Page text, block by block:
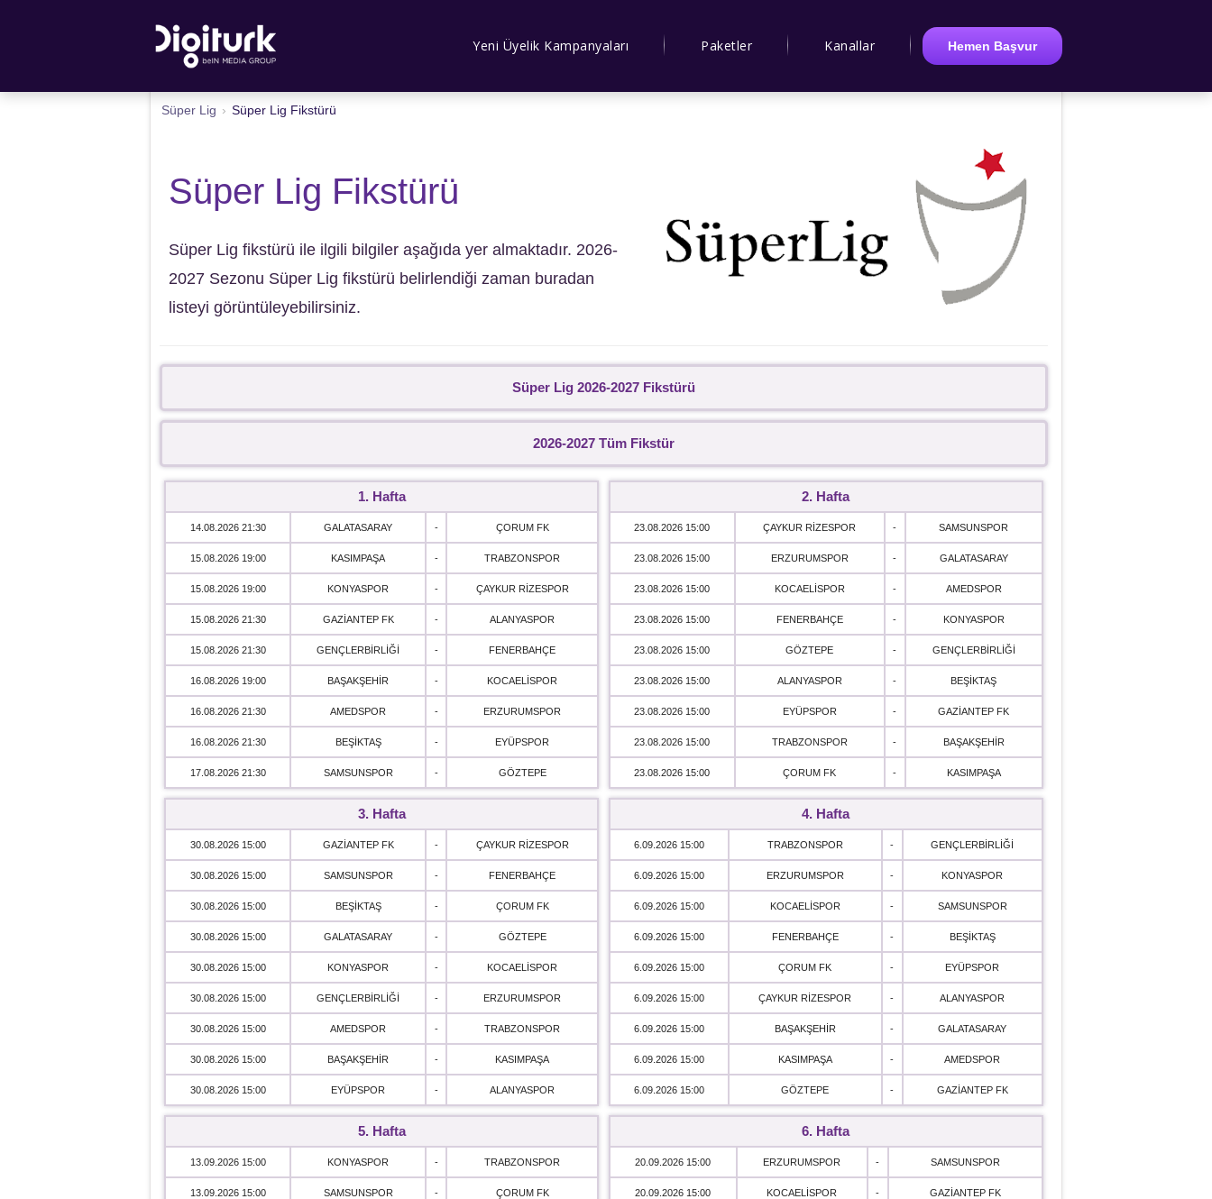
Yeni Üyelik Kampanyaları Paketler Kanallar Hemen Başvur
Süper Lig › Süper Lig Fikstürü
Süper Lig Fikstürü
Süper Lig fikstürü ile ilgili bilgiler aşağıda yer almaktadır. 2026-
2027 Sezonu Süper Lig fikstürü belirlendiği zaman buradan
listeyi görüntüleyebilirsiniz.
Süper Lig 2026-2027 Fikstürü
2026-2027 Tüm Fikstür
1. Hafta
14.08.2026 21:30 GALATASARAY - ÇORUM FK
15.08.2026 19:00 KASIMPAŞA - TRABZONSPOR
15.08.2026 19:00 KONYASPOR - ÇAYKUR RİZESPOR
15.08.2026 21:30 GAZİANTEP FK - ALANYASPOR
15.08.2026 21:30 GENÇLERBİRLİĞİ - FENERBAHÇE
16.08.2026 19:00 BAŞAKŞEHİR - KOCAELİSPOR
16.08.2026 21:30 AMEDSPOR - ERZURUMSPOR
16.08.2026 21:30 BEŞİKTAŞ - EYÜPSPOR
17.08.2026 21:30 SAMSUNSPOR - GÖZTEPE
2. Hafta
23.08.2026 15:00 ÇAYKUR RİZESPOR - SAMSUNSPOR
23.08.2026 15:00 ERZURUMSPOR - GALATASARAY
23.08.2026 15:00 KOCAELİSPOR - AMEDSPOR
23.08.2026 15:00 FENERBAHÇE - KONYASPOR
23.08.2026 15:00 GÖZTEPE - GENÇLERBİRLİĞİ
23.08.2026 15:00 ALANYASPOR - BEŞİKTAŞ
23.08.2026 15:00 EYÜPSPOR - GAZİANTEP FK
23.08.2026 15:00 TRABZONSPOR - BAŞAKŞEHİR
23.08.2026 15:00 ÇORUM FK - KASIMPAŞA
3. Hafta
30.08.2026 15:00 GAZİANTEP FK - ÇAYKUR RİZESPOR
30.08.2026 15:00 SAMSUNSPOR - FENERBAHÇE
30.08.2026 15:00 BEŞİKTAŞ - ÇORUM FK
30.08.2026 15:00 GALATASARAY - GÖZTEPE
30.08.2026 15:00 KONYASPOR - KOCAELİSPOR
30.08.2026 15:00 GENÇLERBİRLİĞİ - ERZURUMSPOR
30.08.2026 15:00 AMEDSPOR - TRABZONSPOR
30.08.2026 15:00 BAŞAKŞEHİR - KASIMPAŞA
30.08.2026 15:00 EYÜPSPOR - ALANYASPOR
4. Hafta
6.09.2026 15:00 TRABZONSPOR - GENÇLERBİRLİĞİ
6.09.2026 15:00 ERZURUMSPOR - KONYASPOR
6.09.2026 15:00 KOCAELİSPOR - SAMSUNSPOR
6.09.2026 15:00 FENERBAHÇE - BEŞİKTAŞ
6.09.2026 15:00 ÇORUM FK - EYÜPSPOR
6.09.2026 15:00 ÇAYKUR RİZESPOR - ALANYASPOR
6.09.2026 15:00 BAŞAKŞEHİR - GALATASARAY
6.09.2026 15:00 KASIMPAŞA - AMEDSPOR
6.09.2026 15:00 GÖZTEPE - GAZİANTEP FK
5. Hafta
13.09.2026 15:00 KONYASPOR - TRABZONSPOR
13.09.2026 15:00 SAMSUNSPOR - ÇORUM FK
6. Hafta
20.09.2026 15:00 ERZURUMSPOR - SAMSUNSPOR
20.09.2026 15:00 KOCAELİSPOR - GAZİANTEP FK